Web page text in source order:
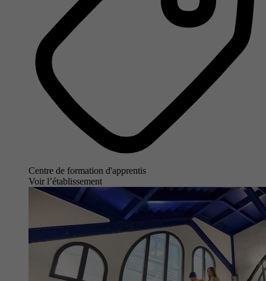
Centre de formation d'apprentis
Voir l’établissement